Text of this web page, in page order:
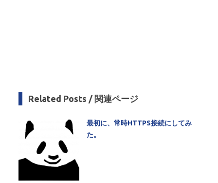
Related Posts / 関連ページ
最初に、常時HTTPS接続にしてみ
た。